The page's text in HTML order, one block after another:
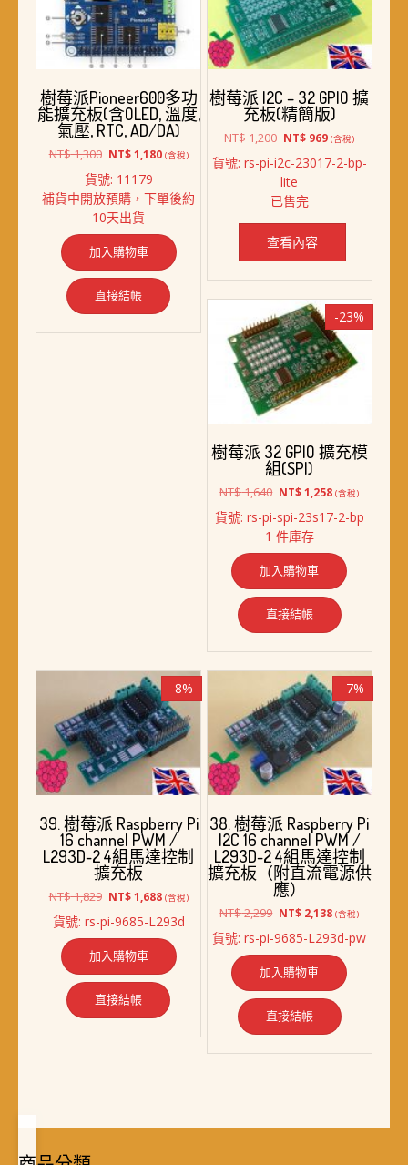
樹莓派Pioneer600多功
能擴充板(含OLED, 溫度,
氣壓, RTC, AD/DA)
NT$1,300 原
價
格：
NT$ 1,300。
NT$1,180目
格：
(含稅)
貨號: 11179
補貨中開放預購，下單後約
10天出貨
加入購物車
直接結帳
樹莓派 I2C – 32 GPIO 擴
充板(精簡版)
NT$1,200 原
價
格：
NT$ 1,200。
NT$ 969目
價
(含稅)
貨號: rs-pi-i2c-23017-2-bp-
lite
已售完
查看內容
-23%
樹莓派 32 GPIO 擴充模
組(SPI)
NT$1,640 原
價
格：
NT$ 1,640。
NT$1,258目
價
NT$ 1,258。
(含稅)
貨號: rs-pi-spi-23s17-2-bp
1 件庫存
加入購物車
直接結帳
-7%
38. 樹莓派 Raspberry Pi
I2C 16 channel PWM /
L293D-2 4組馬達控制
擴充板（附直流電源供
應）
NT$2,299 原
價
NT$ 2,299。
NT$ 2,138目
價
格：
NT$ 2,138。
(含稅)
貨號: rs-pi-9685-L293d-pw
加入購物車
直接結帳
-8%
39. 樹莓派 Raspberry Pi
16 channel PWM /
L293D-2 4組馬達控制
擴充板
NT$1,829 原
價
NT$ 1,829。
NT$1,688目
價
格：
NT$ 1,688。
(含稅)
貨號: rs-pi-9685-L293d
加入購物車
直接結帳